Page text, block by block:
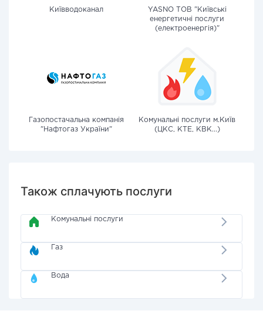
Київводоканал
YASNO ТОВ "Київські
енергетичні послуги
(електроенергія)"
Газопостачальна компанія
"Нафтогаз України"
Комунальні послуги м.Київ
(ЦКС, КТЕ, КВК...)
Також сплачують послуги
Комунальні послуги
Газ
Вода